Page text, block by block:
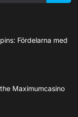
Fördelarna med
Maximumcasino